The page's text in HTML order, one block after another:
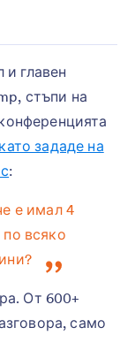
и главен
стъпи на
като зададе на
:
е имал 4
по всяко
От 600+
само